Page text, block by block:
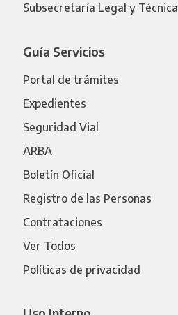
Subsecretaría Legal y Técnica
Guía Servicios
Portal de trámites
Expedientes
Seguridad Vial
ARBA
Boletín Oficial
Registro de las Personas
Contrataciones
Ver Todos
Políticas de privacidad